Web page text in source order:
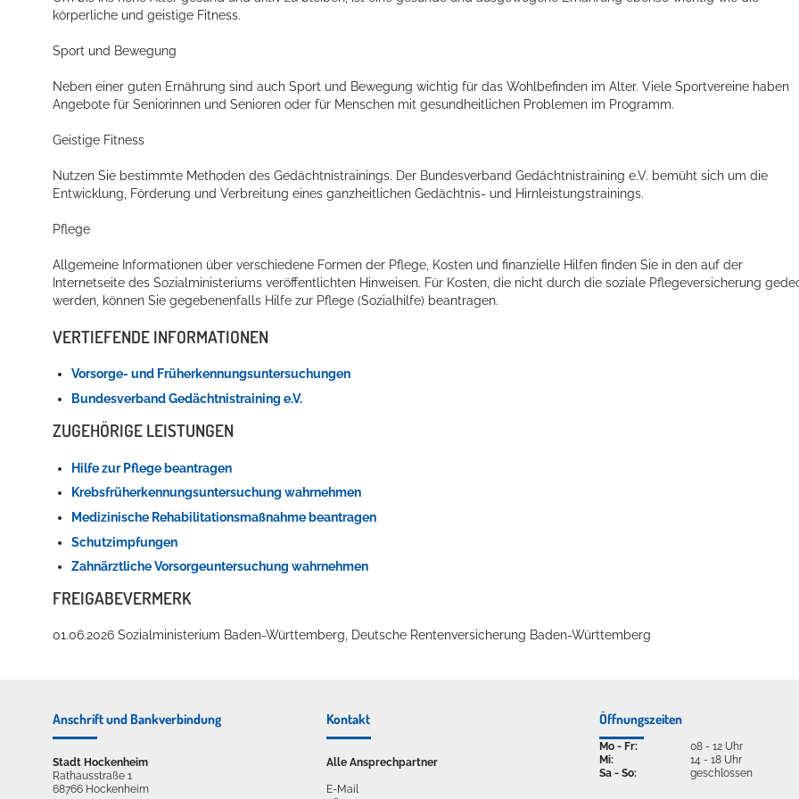
Spaß unter prickelnden Wasserfällen, das rauschende Meer im Wellenbecken oder doch lieber die pure Entspannung auf der
körperliche und geistige Fitness.
Sport und Bewegung
Neben einer guten Ernährung sind auch Sport und Bewegung wichtig für das Wohlbefinden im Alter. Viele Sportvereine haben
Angebote für Seniorinnen und Senioren oder für Menschen mit gesundheitlichen Problemen im Programm.
Geistige Fitness
Nutzen Sie bestimmte Methoden des Gedächtnistrainings. Der Bundesverband Gedächtnistraining e.V. bemüht sich um die
Entwicklung, Förderung und Verbreitung eines ganzheitlichen Gedächtnis- und Hirnleistungstrainings.
Pflege
Allgemeine Informationen über verschiedene Formen der Pflege, Kosten und finanzielle Hilfen finden Sie in den auf der
Internetseite des Sozialministeriums veröffentlichten Hinweisen. Für Kosten, die nicht durch die soziale Pflegeversicherung
werden, können Sie gegebenenfalls Hilfe zur Pflege (Sozialhilfe) beantragen.
VERTIEFENDE INFORMATIONEN
Vorsorge- und Früherkennungsuntersuchungen
Bundesverband Gedächtnistraining e.V.
ZUGEHÖRIGE LEISTUNGEN
Hilfe zur Pflege beantragen
Krebsfrüherkennungsuntersuchung wahrnehmen
Medizinische Rehabilitationsmaßnahme beantragen
Schutzimpfungen
Zahnärztliche Vorsorgeuntersuchung wahrnehmen
FREIGABEVERMERK
01.06.2026 Sozialministerium Baden-Württemberg, Deutsche Rentenversicherung Baden-Württemberg
Anschrift und Bankverbindung
Stadt Hockenheim
Rathausstraße 1
68766 Hockenheim
Kontakt
Alle Ansprechpartner
E-Mail
Öffnungszeiten
Mo - Fr:
Mi:
Sa - So:
08 - 12 Uhr
14 - 18 Uhr
geschlossen